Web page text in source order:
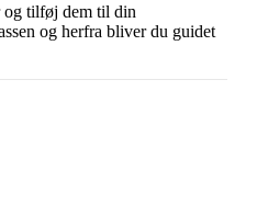
og tilføj dem til din
og herfra bliver du guidet